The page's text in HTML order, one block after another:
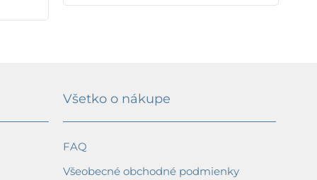
Všetko o nákupe
FAQ
Všeobecné obchodné podmienky